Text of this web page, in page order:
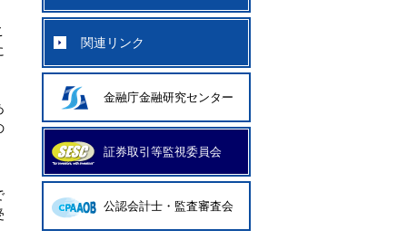
関連リンク
金融庁金融研究センター
証券取引等監視委員会
公認会計士・監査審査会